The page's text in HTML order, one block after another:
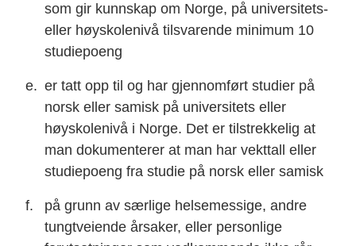
som gir kunnskap om Norge, på universitets-
eller høyskolenivå tilsvarende minimum 10
studiepoeng
er tatt opp til og har gjennomført studier på
norsk eller samisk på universitets eller
høyskolenivå i Norge. Det er tilstrekkelig at
man dokumenterer at man har vekttall eller
studiepoeng fra studie på norsk eller samisk
på grunn av særlige helsemessige, andre
tungtveiende årsaker, eller personlige